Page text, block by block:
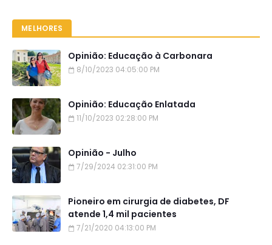
MELHORES
Opinião: Educação à Carbonara
8/10/2023 04:05:00 PM
Opinião: Educação Enlatada
11/10/2023 02:28:00 PM
Opinião - Julho
7/29/2024 02:31:00 PM
Pioneiro em cirurgia de diabetes, DF
atende 1,4 mil pacientes
7/21/2020 04:13:00 PM